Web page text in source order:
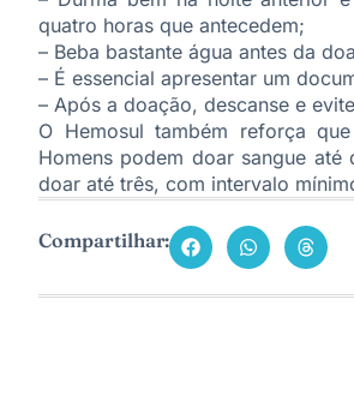
quatro horas que antecedem;
– Beba bastante água antes da
– É essencial apresentar um
– Após a doação, descanse e
O Hemosul também reforça
Homens podem doar sangue
doar até três, com intervalo
Compartilhar: